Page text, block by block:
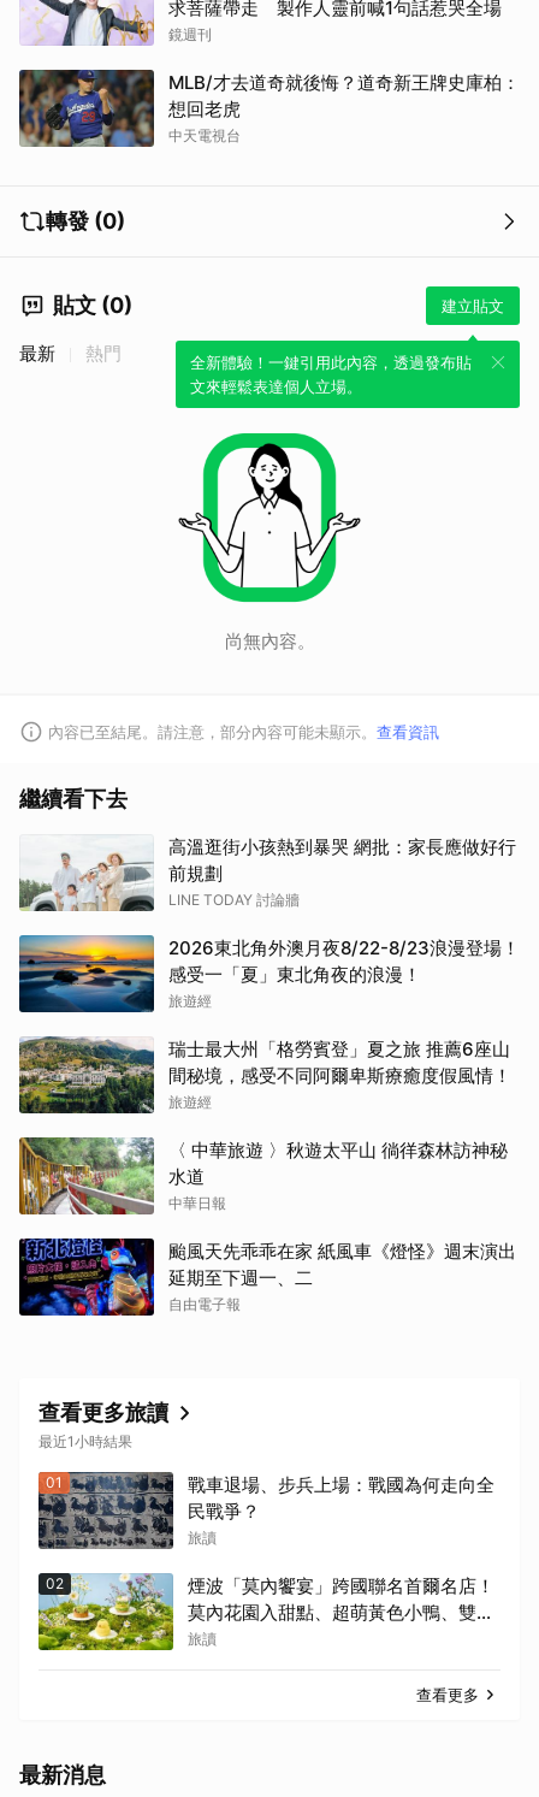
求菩薩帶走 製作人靈前喊1句話惹哭全場
鏡週刊
MLB/才去道奇就後悔？道奇新王牌史庫柏：
想回老虎
中天電視台
轉發 (0)
貼文 (0) 建立貼文
全新體驗！一鍵引用此內容，透過發布貼
文來輕鬆表達個人立場。
最新 熱門
尚無內容。
內容已至結尾。請注意，部分內容可能未顯示。 查看資訊
繼續看下去
高溫逛街小孩熱到暴哭 網批：家長應做好行
前規劃
LINE TODAY 討論牆
2026東北角外澳月夜8/22-8/23浪漫登場！
感受一「夏」東北角夜的浪漫！
旅遊經
瑞士最大州「格勞賓登」夏之旅 推薦6座山
間秘境，感受不同阿爾卑斯療癒度假風情！
旅遊經
〈 中華旅遊 〉秋遊太平山 徜徉森林訪神秘
水道
中華日報
颱風天先乖乖在家 紙風車《燈怪》週末演出
延期至下週一、二
自由電子報
查看更多旅讀
最近1小時結果
01
戰車退場、步兵上場：戰國為何走向全
民戰爭？
旅讀
02
煙波「莫內饗宴」跨國聯名首爾名店！
莫內花園入甜點、超萌黃色小鴨、雙城
限定亮相
旅讀
查看更多
最新消息